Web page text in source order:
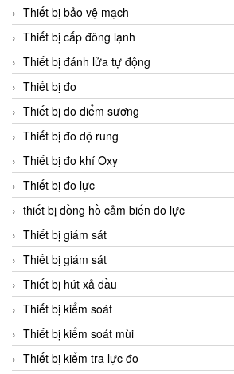
Thiết bị bảo vệ mạch
Thiết bị cấp đông lạnh
Thiết bị đánh lửa tự động
Thiết bị đo
Thiết bị đo điểm sương
Thiết bị đo dộ rung
Thiết bị đo khí Oxy
Thiết bị đo lực
thiết bị đồng hồ cảm biến đo lực
Thiết bị giám sát
Thiết bị giám sát
Thiết bị hút xả dầu
Thiết bị kiểm soát
Thiết bị kiểm soát mùi
Thiết bị kiểm tra lực đo